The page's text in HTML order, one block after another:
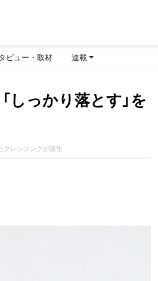
ビュー・取材 連載
しっかり落とす」を
クレンジングが誕生